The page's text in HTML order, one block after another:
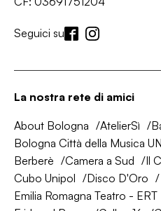
Seguici su
La nostra rete di amici
About Bologna AtelierSì
Bologna Città della Musica
Berberè
Camera a Sud Il
Cubo Unipol
Disco D'Oro
Emilia Romagna Teatro - ERT